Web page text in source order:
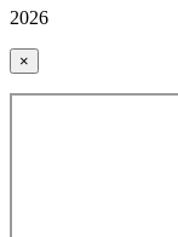
2026
×